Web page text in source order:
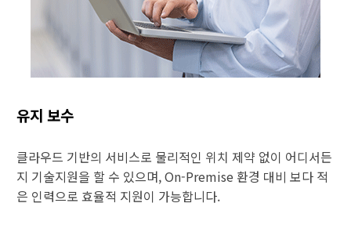
유지 보수
클라우드 기반의 서비스로 물리적인 위치 제약 없이 어디서든
지 기술지원을 할 수 있으며, On-Premise 환경 대비 보다 적
은 인력으로 효율적 지원이 가능합니다.